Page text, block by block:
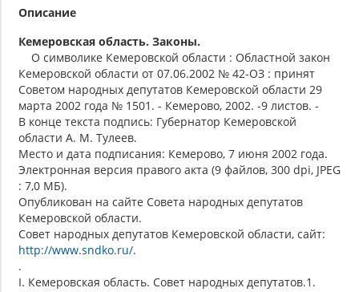
Описание
Кемеровская область. Законы.
О символике Кемеровской области : Областной закон
Кемеровской области от 07.06.2002 № 42-ОЗ : принят
Советом народных депутатов Кемеровской области 29
марта 2002 года № 1501. - Кемерово, 2002. -9 листов. -
В конце текста подпись: Губернатор Кемеровской
области А. М. Тулеев.
Место и дата подписания: Кемерово, 7 июня 2002 года.
Электронная версия правого акта (9 файлов, 300 dpi, JPEG
: 7,0 МБ).
Опубликован на сайте Совета народных депутатов
Кемеровской области.
Совет народных депутатов Кемеровской области, сайт:
http://www.sndko.ru/.
.
I. Кемеровская область. Совет народных депутатов.1.